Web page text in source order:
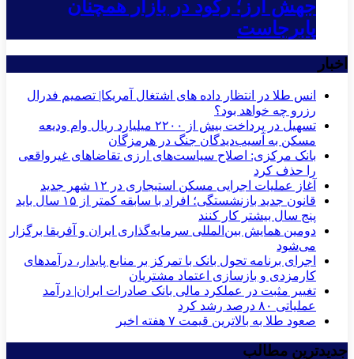
جهش ارز؛ رکود در بازار همچنان
پابرجاست
اخبار
انس طلا در انتظار داده های اشتغال آمریکا| تصمیم فدرال
رزرو چه خواهد بود؟
تسهیل در پرداخت بیش از ۲۲۰۰ میلیارد ریال وام ودیعه
مسکن به آسیب‌دیدگان جنگ در هرمزگان
بانک مرکزی: اصلاح سیاست‌های ارزی تقاضاهای غیرواقعی
را حذف کرد
آغاز عملیات اجرایی مسکن استیجاری در ۱۲ شهر جدید
قانون جدید بازنشستگی؛ افراد با سابقه کمتر از ۱۵ سال باید
پنج سال بیشتر کار کنند
دومین همایش بین‌المللی سرمایه‌گذاری ایران و آفریقا برگزار
می‌شود
اجرای برنامه تحول بانک با تمرکز بر منابع پایدار، درآمدهای
کارمزدی و بازسازی اعتماد مشتریان
تغییر مثبت در عملکرد مالی بانک صادرات ایران| درآمد
عملیاتی ۸۰ درصد رشد کرد
صعود طلا به بالاترین قیمت ۷ هفته اخیر
جدیدترین مطالب